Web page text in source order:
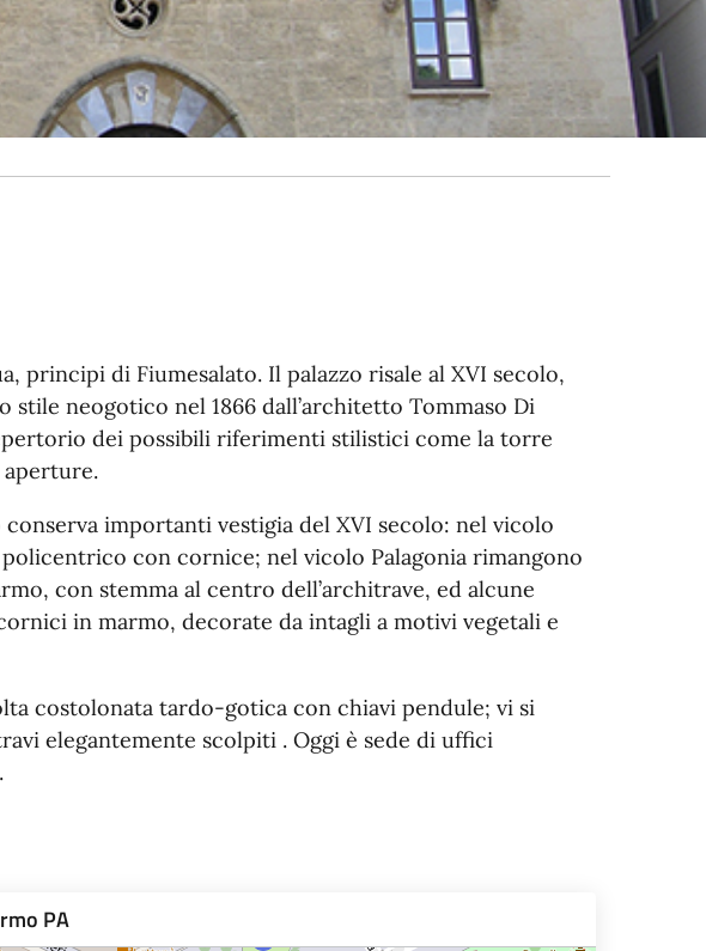
principi di Fiumesalato. Il palazzo risale al XVI secolo,
stile neogotico nel 1866 dall’architetto Tommaso Di
dei possibili riferimenti stilistici come la torre
importanti vestigia del XVI secolo: nel vicolo
con cornice; nel vicolo Palagonia rimangono
con stemma al centro dell’architrave, ed alcune
in marmo, decorate da intagli a motivi vegetali e
costolonata tardo-gotica con chiavi pendule; vi si
elegantemente scolpiti . Oggi è sede di uffici
PA